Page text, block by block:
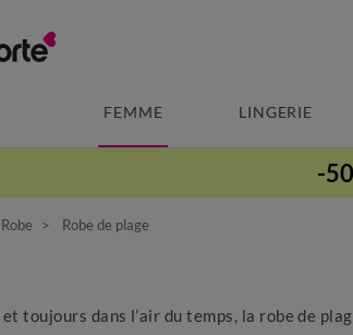
FEMME LINGERIE
-
Robe Robe de plage
toujours dans l’air du temps, la robe de